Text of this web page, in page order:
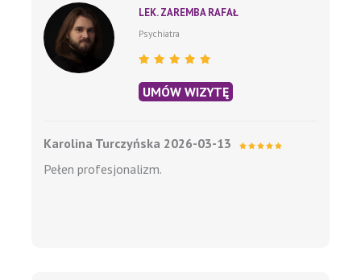
LEK. ZAREMBA RAFAŁ
Psychiatra
UMÓW WIZYTĘ
Karolina Turczyńska 2026-03-13
Pełen profesjonalizm.